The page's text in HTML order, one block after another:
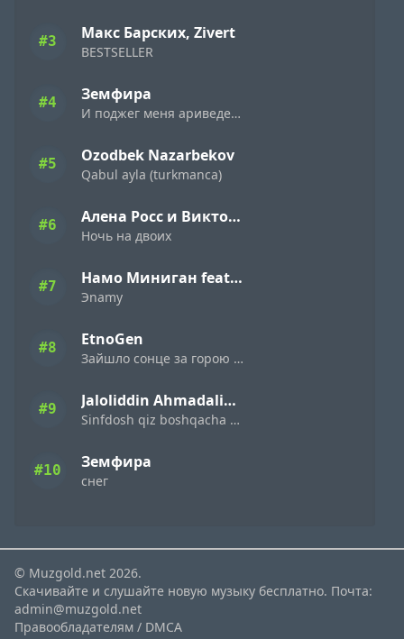
#3 Макс Барских, Zivert
BESTSELLER
#4 Земфира
И поджег меня ариведерчи
#5 Ozodbek Nazarbekov
Qabul ayla (turkmanca)
#6 Алена Росс и Виктор Могилатов
Ночь на двоих
#7 Намо Миниган feat. Miyagi & Эндшпиль
Эnamy
#8 EtnoGen
Зайшло сонце за горою темна ніч настала
#9 Jaloliddin Ahmadaliyev
Sinfdosh qiz boshqacha eding
#10 Земфира
снег
© Muzgold.net 2026.
Скачивайте и слушайте новую музыку бесплатно. Почта:
admin@muzgold.net
Правообладателям / DMCA